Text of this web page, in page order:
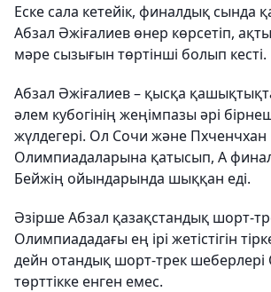
Еске сала кетейік, финалдық сында
Абзал Әжіғалиев өнер көрсетіп,
мәре сызығын төртінші болып кесті.
Абзал Әжіғалиев – қысқа
әлем кубогінің жеңімпазы әрі
жүлдегері. Ол Сочи және Пхченчхан
Олимпиадаларына қатысып, А
Бейжің ойындарында шыққан еді.
Әзірше Абзал қазақстандық шорт-
Олимпиададағы ең ірі жетістігін
дейн отандық шорт-трек
төрттікке енген емес.